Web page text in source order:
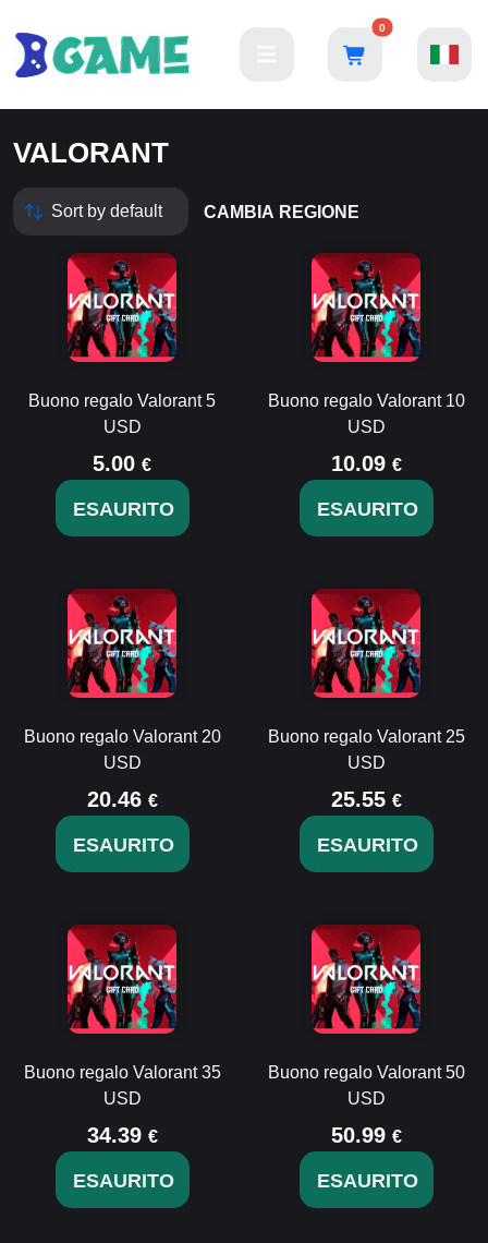
0
VALORANT
CAMBIA REGIONE
Buono regalo Valorant 5
USD
5.00 €
ESAURITO
Buono regalo Valorant 10
USD
10.09 €
ESAURITO
Buono regalo Valorant 20
USD
20.46 €
ESAURITO
Buono regalo Valorant 25
USD
25.55 €
ESAURITO
Buono regalo Valorant 35
USD
34.39 €
ESAURITO
Buono regalo Valorant 50
USD
50.99 €
ESAURITO